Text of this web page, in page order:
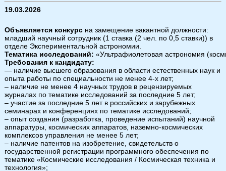
19.03.2026
Объявляется конкурс на замещение вакантной должности:
младший научный сотрудник (1 ставка (2 чел. по 0,5 ставки)) в
отделе Экспериментальной астрономии.
Тематика исследований: «Ультрафиолетовая астрономия
Требования к кандидату:
— наличие высшего образования в области естественных наук и
опыта работы по специальности не менее 4-х лет;
– наличие не менее 4 научных трудов в рецензируемых
журналах по тематике исследований за последние 5 лет;
– участие за последние 5 лет в российских и зарубежных
семинарах и конференциях по тематике исследований;
– опыт создания (разработка, проведение испытаний) научной
аппаратуры, космических аппаратов, наземно-космических
комплексов управления не менее 5 лет;
– наличие патентов на изобретение, свидетельств о
государственной регистрации программного обеспечения по
тематике «Космические исследования / Космическая техника и
технология»;